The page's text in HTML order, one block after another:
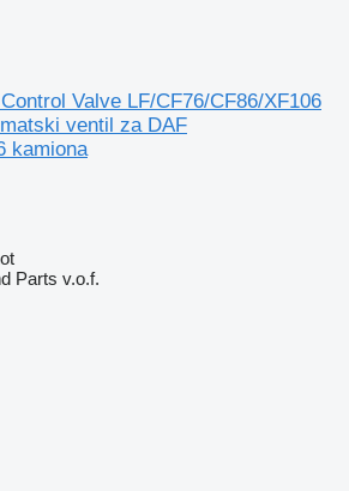
Valve LF/CF76/CF86/XF106
ventil za DAF
kamiona
Parts v.o.f.